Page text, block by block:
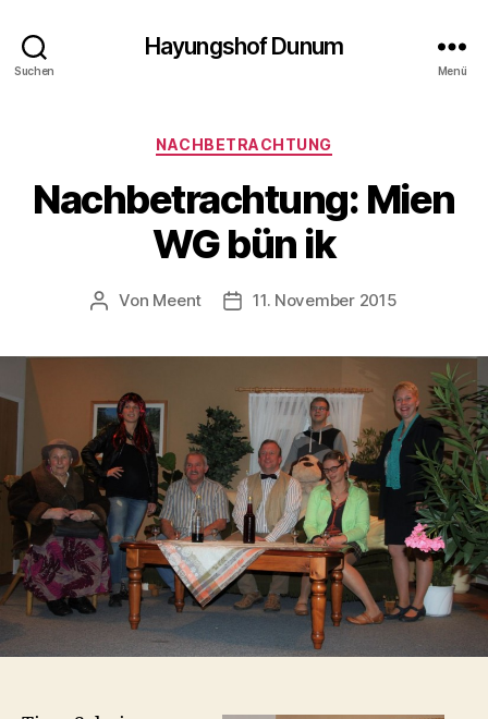
Suchen
Hayungshof Dunum
Menü
Kategorien
NACHBETRACHTUNG
Nachbetrachtung: Mien
WG bün ik
Beitragsautor
Von Meent Beitragsdatum
11. November 2015